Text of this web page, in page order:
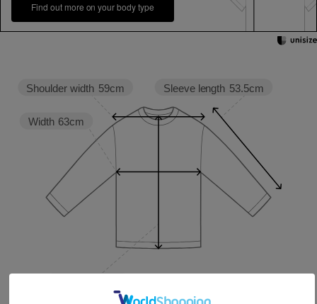
Find out more on your body type
Sleeve length 53.5cm
Width 63cm
Shoulder width 59cm